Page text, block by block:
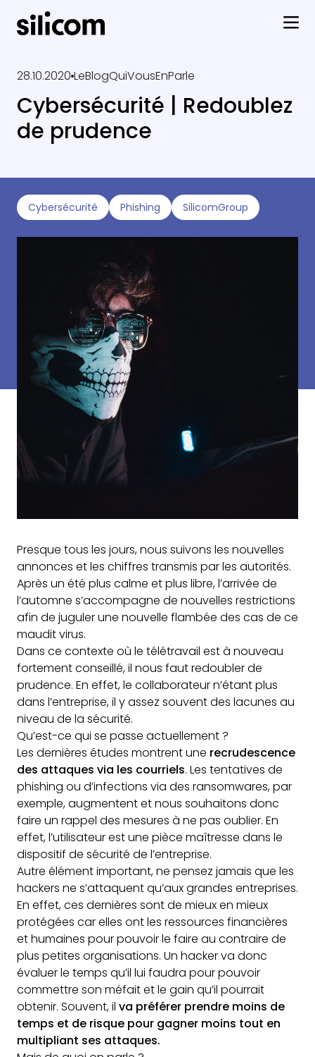
28.10.2020 LeBlogQuiVousEnParle
Cybersécurité | Redoublez
de prudence
Cybersécurité Phishing SilicomGroup
Presque tous les jours, nous suivons les nouvelles
annonces et les chiffres transmis par les autorités.
Après un été plus calme et plus libre, l’arrivée de
l’automne s’accompagne de nouvelles restrictions
afin de juguler une nouvelle flambée des cas de ce
maudit virus.
Dans ce contexte où le télétravail est à nouveau
fortement conseillé, il nous faut redoubler de
prudence. En effet, le collaborateur n’étant plus
dans l’entreprise, il y assez souvent des lacunes au
niveau de la sécurité.
Qu’est-ce qui se passe actuellement ?
Les dernières études montrent une recrudescence
des attaques via les courriels. Les tentatives de
phishing ou d’infections via des ransomwares, par
exemple, augmentent et nous souhaitons donc
faire un rappel des mesures à ne pas oublier. En
effet, l’utilisateur est une pièce maîtresse dans le
dispositif de sécurité de l’entreprise.
Autre élément important, ne pensez jamais que les
hackers ne s’attaquent qu’aux grandes entreprises.
En effet, ces dernières sont de mieux en mieux
protégées car elles ont les ressources financières
et humaines pour pouvoir le faire au contraire de
plus petites organisations. Un hacker va donc
évaluer le temps qu’il lui faudra pour pouvoir
commettre son méfait et le gain qu’il pourrait
obtenir. Souvent, il va préférer prendre moins de
temps et de risque pour gagner moins tout en
multipliant ses attaques.